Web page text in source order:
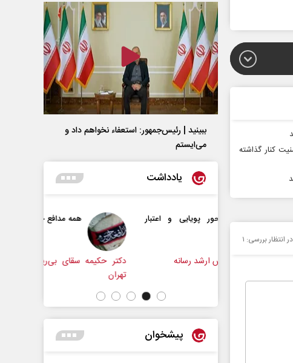
کنار گذاشته
در انتظار بررسی: ۱
ببینید | رئیس‌جمهور: استعفاء نخواهم داد و
می‌ایستم
یادداشت
همه مدافع حرم هستیم
دکتر حکیمه سقای بی‌ریا - استادیار دانشگاه
پیشخوان